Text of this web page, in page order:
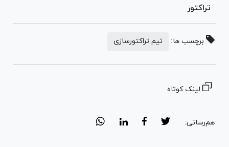
تراکتور
برچسب ها: تیم تراکتورسازی
لینک کوتاه
هم‌رسانی: